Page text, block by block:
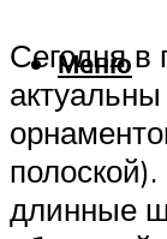
Меню
Сегодня в
длинные